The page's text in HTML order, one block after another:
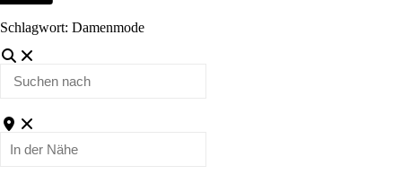
Schlagwort: Damenmode
Suchen
In
Nähe